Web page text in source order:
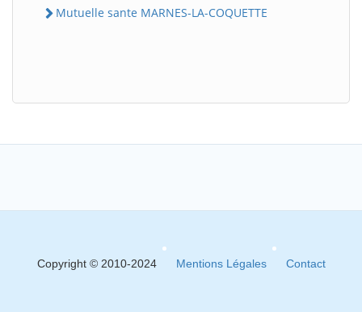
Mutuelle sante MARNES-LA-COQUETTE
Copyright © 2010-2024 Mentions Légales Contact